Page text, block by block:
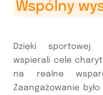
Wspólny
Dzięki sportowej
wspierali cele
na realne
Zaangażowanie